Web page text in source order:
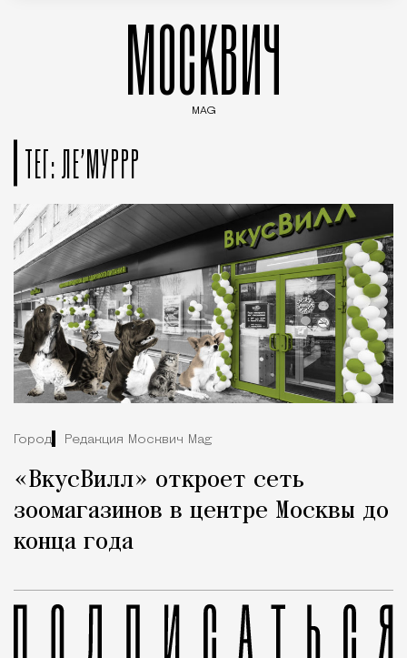
МОСКВИЧ
MAG
ТЕГ: ЛЕ’МУРРР
Город Редакция Москвич Mag
«ВкусВилл» откроет сеть
зоомагазинов в центре Москвы до
конца года